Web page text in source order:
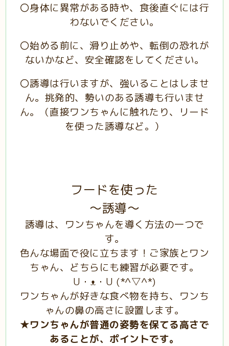
〇身体に異常がある時や、食後直ぐには行
わないでください。
〇始める前に、滑り止めや、転倒の恐れが
ないかなど、安全確認をしてください。
〇誘導は行いますが、強いることはしませ
ん。挑発的、勢いのある誘導も行いませ
ん。（直接ワンちゃんに触れたり、リード
を使った誘導など。）
フードを使った
～誘導～
誘導は、ワンちゃんを導く方法の一つで
す。
色んな場面で役に立ちます！ご家族とワン
ちゃん、どちらにも練習が必要です。
U・ᴥ・U (*^▽^*)
ワンちゃんが好きな食べ物を持ち、ワンち
ゃんの鼻の高さに設置します。
★ワンちゃんが普通の姿勢を保てる高さで
あることが、ポイントです。